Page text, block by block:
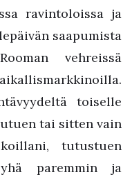
ravintoloissa ja
saapumista
vehreissä
toiselle
tai sitten vain
tutustuen
paremmin ja